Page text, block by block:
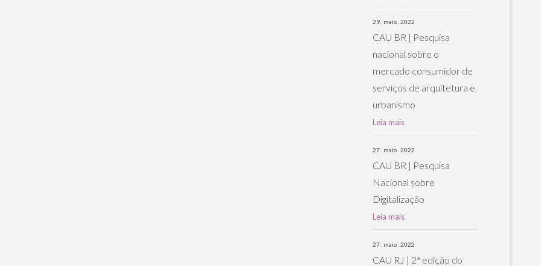
29 . maio . 2022
CAU BR | Pesquisa
nacional sobre o
mercado consumidor de
serviços de arquitetura e
urbanismo
Leia mais
27 . maio . 2022
CAU BR | Pesquisa
Nacional sobre
Digitalização
Leia mais
27 . maio . 2022
CAU RJ | 2ª edição do